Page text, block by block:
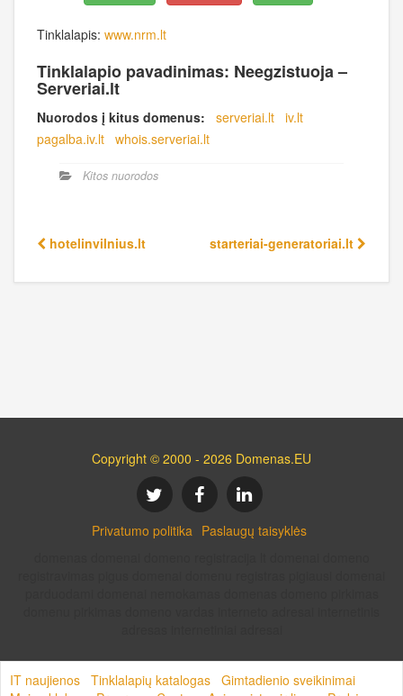
Tinklalapis: www.nrm.lt
Tinklalapio pavadinimas: Neegzistuoja –
Serveriai.lt
Nuorodos į kitus domenus: serveriai.lt iv.lt
pagalba.iv.lt whois.serveriai.lt
Kitos nuorodos
hotelinvilnius.lt starteriai-generatoriai.lt
Copyright © 2000 - 2026 Domenas.EU
Privatumo politika Paslaugų taisyklės
IT naujienos Tinklalapių katalogas Gimtadienio sveikinimai